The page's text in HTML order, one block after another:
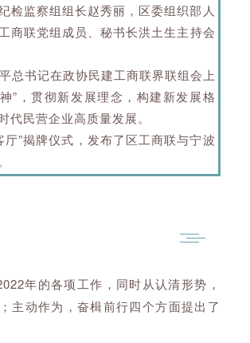
检监察组组长赵秀丽，区委组织部人
商联党组成员、秘书长洪土生主持会
总书记在政协民建工商联界联组会上
”，贯彻新发展理念，构建新发展格
民营企业高质量发展。
”揭牌仪式， 发布了区工商联与宁波
。
年的各项工作，同时从认清形势，
主动作为，奋楫前行四个方面提出了